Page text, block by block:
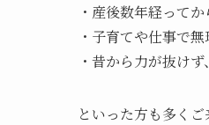
・産後数年経って
・子育てや仕事で
・昔から力が抜け
といった方も多くご